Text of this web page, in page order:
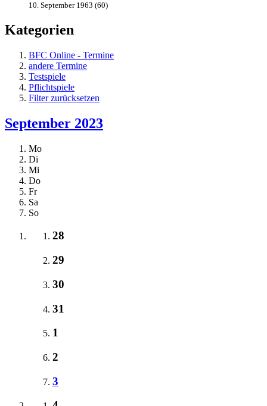
10. September 1963 (60)
Kategorien
BFC Online - Termine
andere Termine
Testspiele
Pflichtspiele
Filter zurücksetzen
September 2023
Mo
Di
Mi
Do
Fr
Sa
So
28
29
30
31
1
2
3